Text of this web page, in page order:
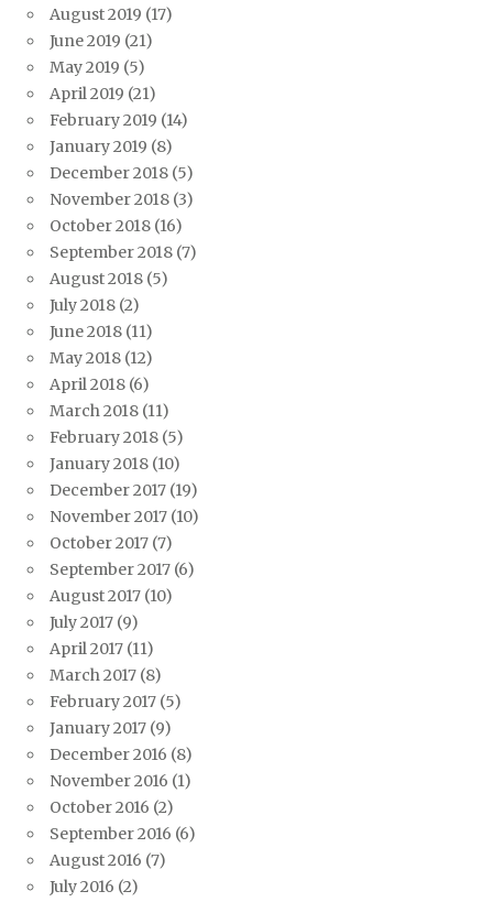
August 2019 (17)
June 2019 (21)
May 2019 (5)
April 2019 (21)
February 2019 (14)
January 2019 (8)
December 2018 (5)
November 2018 (3)
October 2018 (16)
September 2018 (7)
August 2018 (5)
July 2018 (2)
June 2018 (11)
May 2018 (12)
April 2018 (6)
March 2018 (11)
February 2018 (5)
January 2018 (10)
December 2017 (19)
November 2017 (10)
October 2017 (7)
September 2017 (6)
August 2017 (10)
July 2017 (9)
April 2017 (11)
March 2017 (8)
February 2017 (5)
January 2017 (9)
December 2016 (8)
November 2016 (1)
October 2016 (2)
September 2016 (6)
August 2016 (7)
July 2016 (2)